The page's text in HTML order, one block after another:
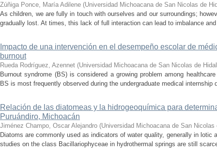
Zúñiga Ponce, María Adilene (Universidad Michoacana de San Nicolas de
As children, we are fully in touch with ourselves and our surroundings;
gradually lost. At times, this lack of full interaction can lead to imbalance
Impacto de una intervención en el desempeño escolar de
burnout
Rueda Rodríguez, Azennet (Universidad Michoacana de San Nicolas de
Burnout syndrome (BS) is considered a growing problem among
BS is most frequently observed during the undergraduate medical
Relación de las diatomeas y la hidrogeoquímica para
Puruándiro, Michoacán
Jiménez Champo, Oscar Alejandro (Universidad Michoacana de San Nicolas
Diatoms are commonly used as indicators of water quality, generally in
studies on the class Bacillariophyceae in hydrothermal springs are still